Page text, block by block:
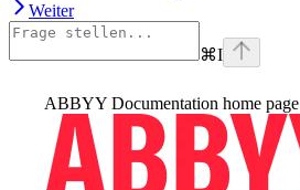
Weiter
⌘I
ABBYY Documentation home page